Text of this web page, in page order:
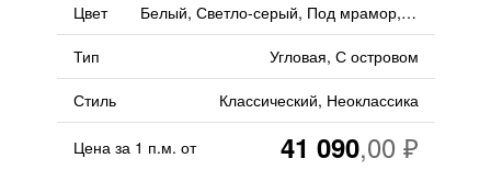
Цвет
Белый, Светло-серый, Под мрамор, Серый, Матовый
Тип
Угловая, С островом
Стиль
Классический, Неоклассика
Цена за 1 п.м. от 41 090